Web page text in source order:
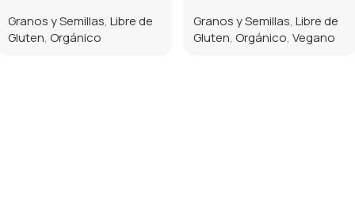
Granos y Semillas, Libre de
Gluten, Orgánico
Granos y Semillas, Libre de
Gluten, Orgánico, Vegano